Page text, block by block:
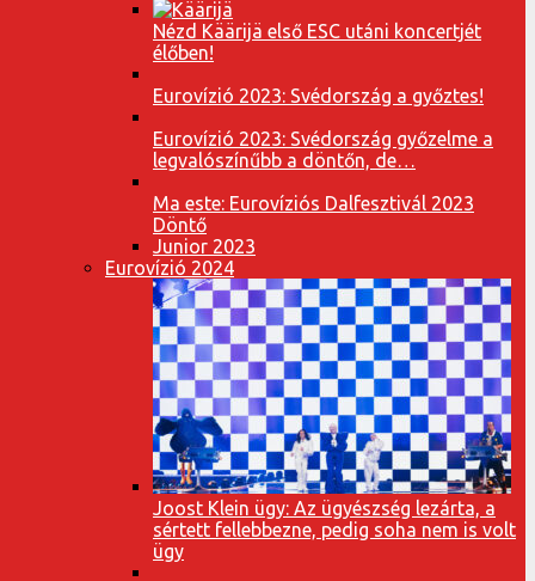
Nézd Käärijä első ESC utáni koncertjét
élőben!
Eurovízió 2023: Svédország a győztes!
Eurovízió 2023: Svédország győzelme a
legvalószínűbb a döntőn, de…
Ma este: Eurovíziós Dalfesztivál 2023
Döntő
Junior 2023
Eurovízió 2024
Joost Klein ügy: Az ügyészség lezárta, a
sértett fellebbezne, pedig soha nem is volt
ügy